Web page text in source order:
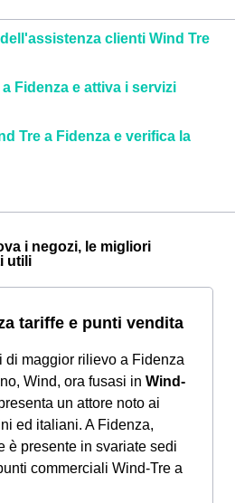
clienti Wind Tre
Fidenza e attiva i servizi
Tre a Fidenza e verifica la
i negozi, le migliori
utili
tariffe e punti vendita
di maggior rilievo a Fidenza
Wind, ora fusasi in Wind-
un attore noto ai
ed italiani. A Fidenza,
è presente in svariate sedi
commerciali Wind-Tre a